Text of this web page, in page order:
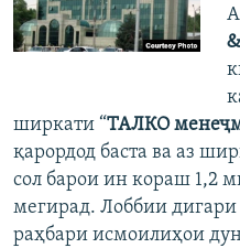
ширкати “ТАЛКО
қарордод баста ва аз
сол барои ин кораш 1,2
мегирад. Лоббии
раҳбари исмоилиҳои